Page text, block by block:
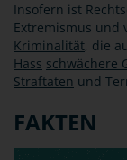
Insofern ist
Extremismus und
Kriminalität, die
Hass schwächere
Straftaten und
FAKTEN